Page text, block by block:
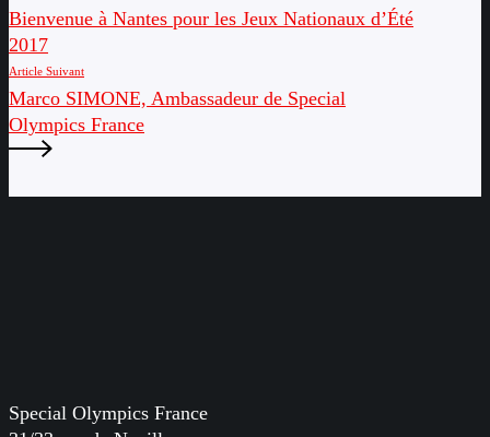
Bienvenue à Nantes pour les Jeux Nationaux d’Été
2017
Article Suivant
Marco SIMONE, Ambassadeur de Special
Olympics France
Special Olympics France